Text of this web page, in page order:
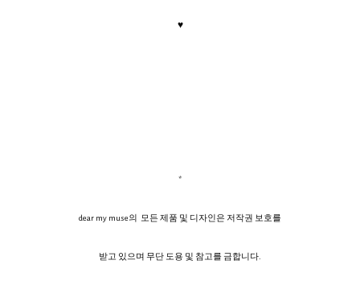
♥
*
dear my muse의 모든 제품 및 디자인은 저작권 보호를
받고 있으며 무단 도용 및 참고를 금합니다.